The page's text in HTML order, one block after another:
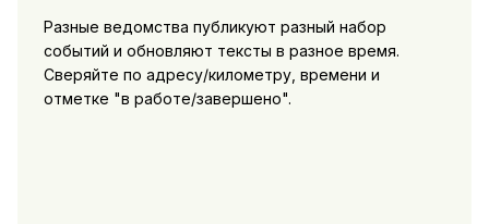
Разные ведомства публикуют разный набор
событий и обновляют тексты в разное время.
Сверяйте по адресу/километру, времени и
отметке "в работе/завершено".